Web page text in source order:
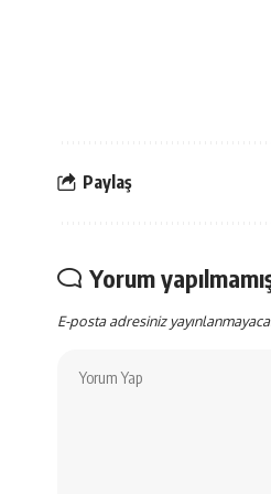
Paylaş
Yorum
E-posta adresiniz